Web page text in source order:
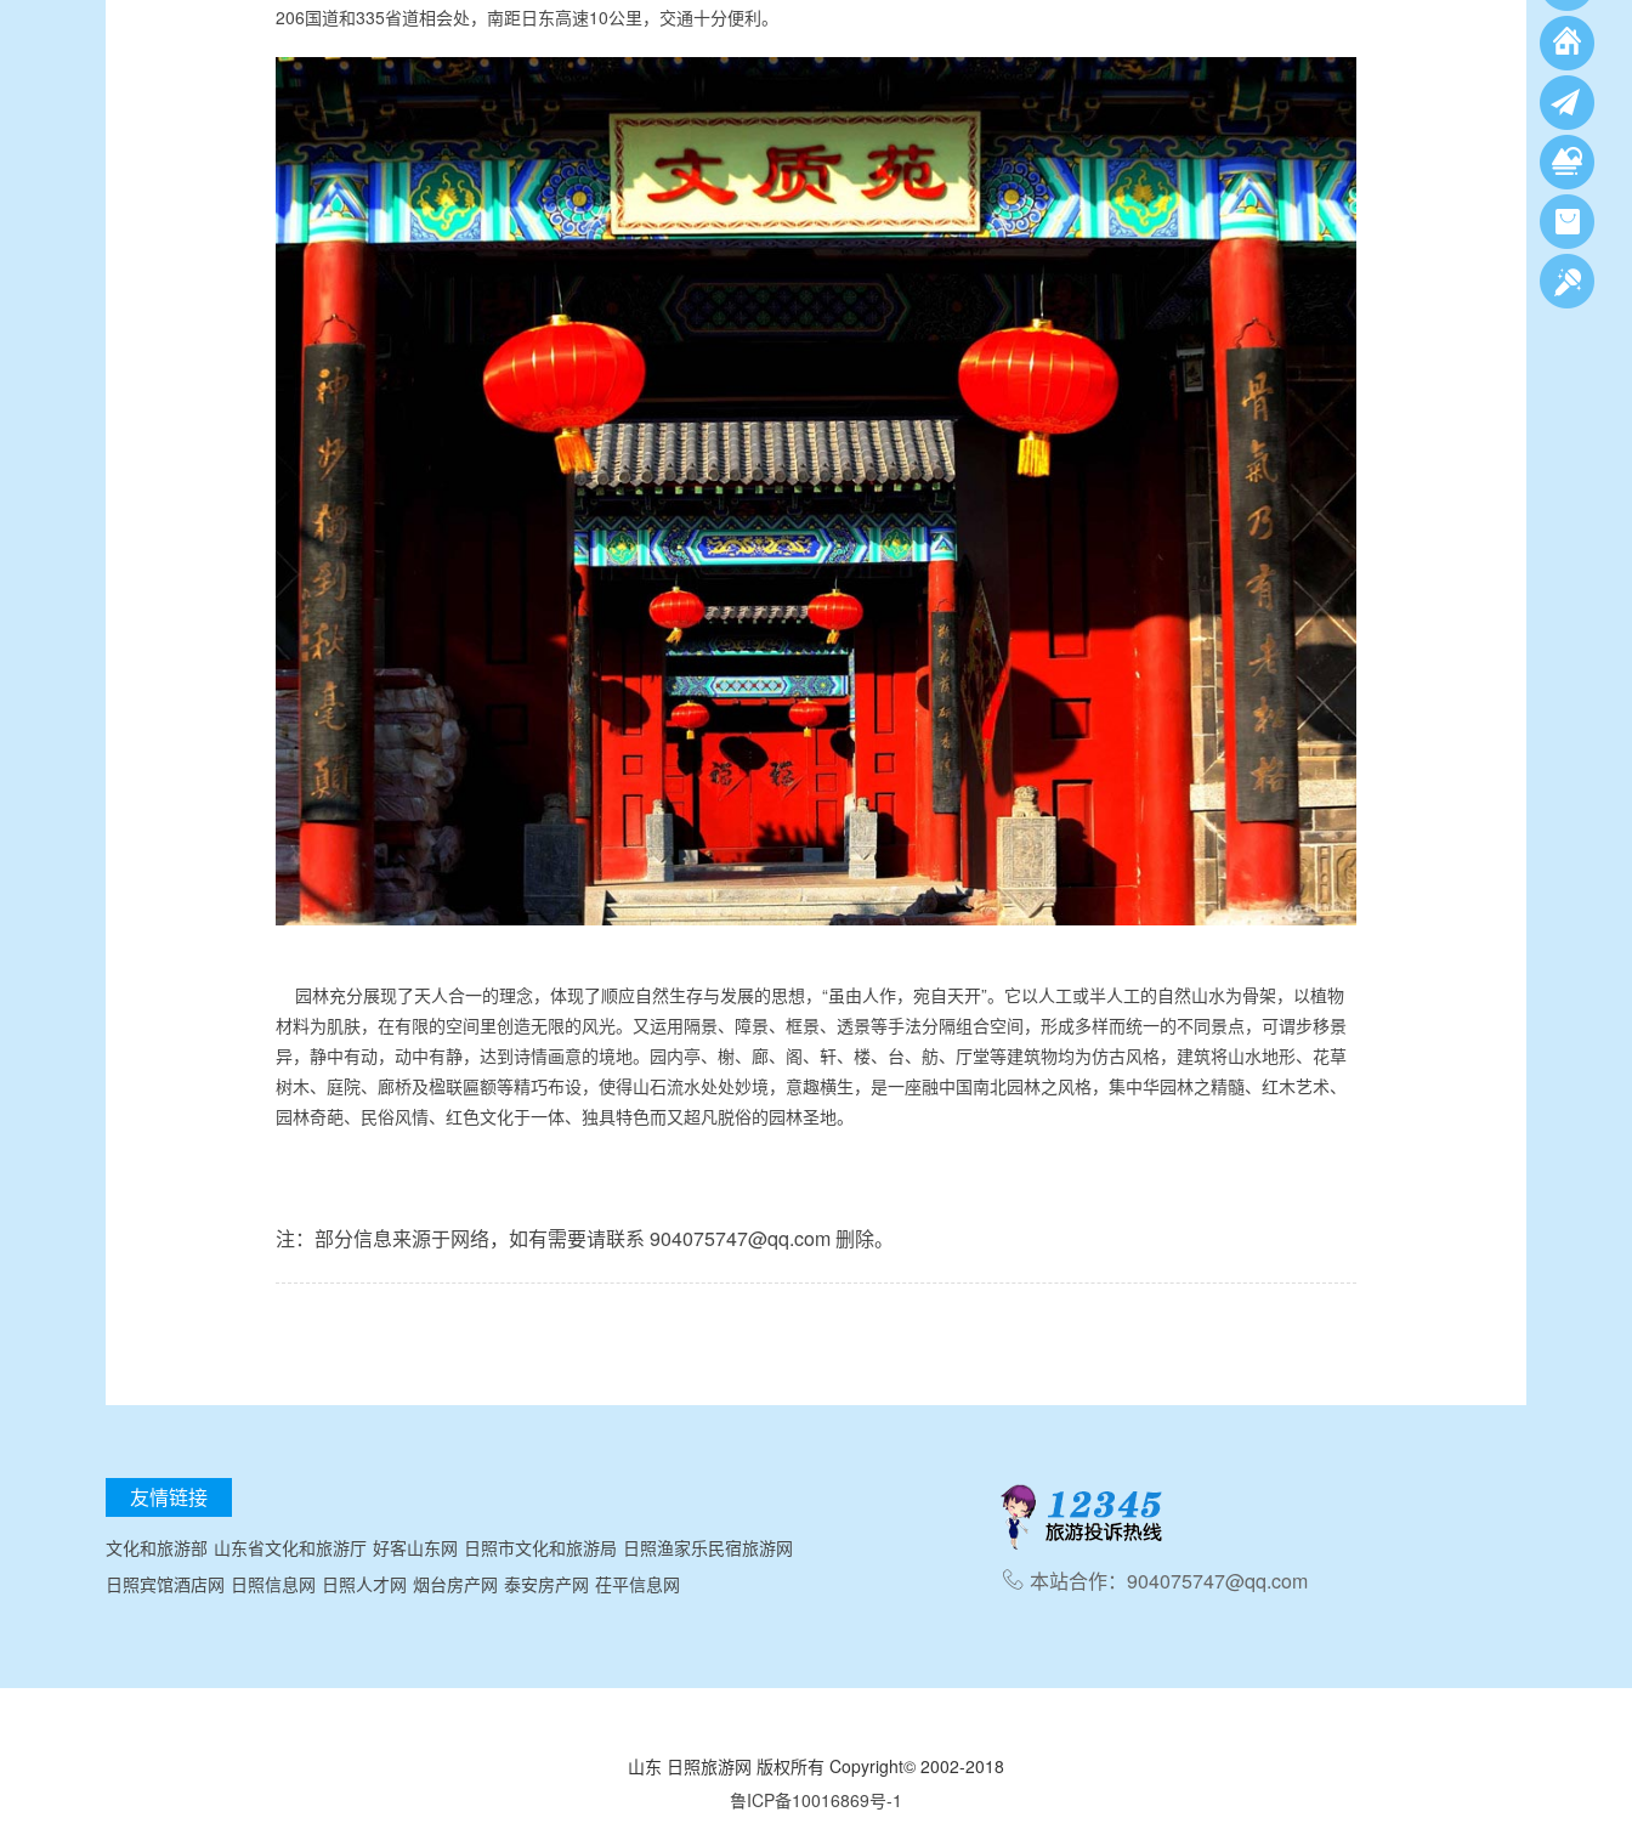
206国道和335省道相会处，南距日东高速10公里，交通十分便利。
园林充分展现了天人合一的理念，体现了顺应自然生存与发展的思想，“虽由人作，宛自天开”。它以人工或半人工的自然山水为骨架，以植物
材料为肌肤，在有限的空间里创造无限的风光。又运用隔景、障景、框景、透景等手法分隔组合空间，形成多样而统一的不同景点，可谓步移景
异，静中有动，动中有静，达到诗情画意的境地。园内亭、榭、廊、阁、轩、楼、台、舫、厅堂等建筑物均为仿古风格，建筑将山水地形、花草
树木、庭院、廊桥及楹联匾额等精巧布设，使得山石流水处处妙境，意趣横生，是一座融中国南北园林之风格，集中华园林之精髓、红木艺术、
园林奇葩、民俗风情、红色文化于一体、独具特色而又超凡脱俗的园林圣地。
注：部分信息来源于网络，如有需要请联系 904075747@qq.com 删除。
友情链接
文化和旅游部 山东省文化和旅游厅 好客山东网 日照市文化和旅游局 日照渔家乐民宿旅游网
日照宾馆酒店网 日照信息网 日照人才网 烟台房产网 泰安房产网 茌平信息网  本站合作：904075747@qq.com
山东 日照旅游网 版权所有 Copyright© 2002-2018
鲁ICP备10016869号-1